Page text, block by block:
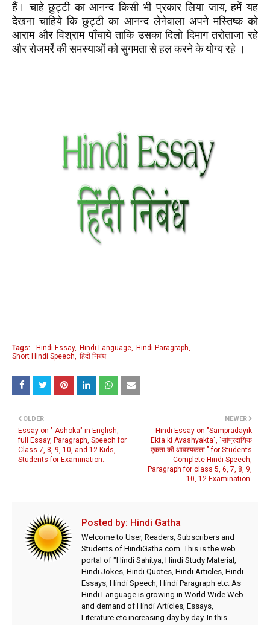
हैं। चाहे छुट्टी का आनन्द किसी भी प्रकार लिया जाय, हमें यह
देखना चाहिये कि छुट्टी का आनन्द लेनेवाला अपने मस्तिष्क को
आराम और विश्राम पाँचाये ताकि उसका दिलो दिमाग तरोताजा रहे
और रोजमर्रे की समस्याओं को सुगमता से हल करने के योग्य रहे ।
Tags: Hindi Essay Hindi Language
Hindi Paragraph
Short Hindi Speech
हिंदी निबंध
NEWER
Hindi Essay on "Sampradayik
Ekta ki Avashyakta", "सांप्रदायिक
एकता की आवश्यकता " for Students
Complete Hindi Speech,
Paragraph for class 5, 6, 7, 8, 9,
10, 12 Examination.
OLDER
Essay on " Ashoka" in English,
full Essay, Paragraph, Speech for
Class 7, 8, 9, 10, and 12 Kids,
Students for Examination.
Posted by: Hindi Gatha
Welcome to User, Readers, Subscribers and
Students of HindiGatha.com. This is the web
portal of "Hindi Sahitya, Hindi Study Material,
Hindi Jokes, Hindi Quotes, Hindi Articles, Hindi
Essays, Hindi Speech, Hindi Paragraph etc. As
Hindi Language is growing in World Wide Web
and demand of Hindi Articles, Essays,
Literature etc increasing day by day. In this